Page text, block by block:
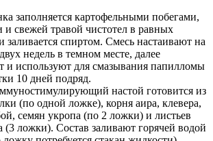
заполняется картофельными побегами,
и свежей травой чистотел в равных
заливается спиртом. Смесь настаивают на
недель в темном месте, далее
и используют для смазывания папилломы
10 дней подряд.
настой готовится из
(по одной ложке), корня аира, клевера,
семян укропа (по 2 ложки) и листьев
(3 ложки). Состав заливают горячей водой